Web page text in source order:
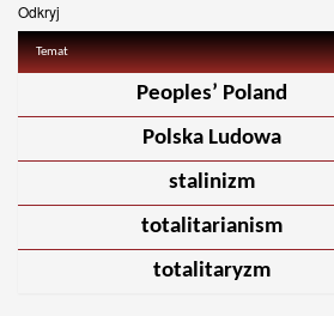
Odkryj
Temat
Peoples’ Poland
Polska Ludowa
stalinizm
totalitarianism
totalitaryzm